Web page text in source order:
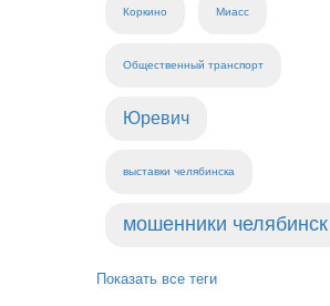
Коркино Миасс
Общественный транспорт
Юревич
выставки челябинска
мошенники челябинск
Показать все теги